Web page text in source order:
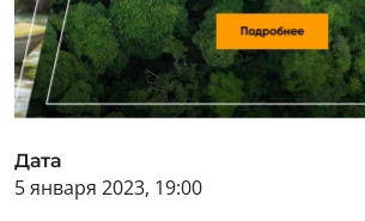
Дата
5 января 2023, 19:00